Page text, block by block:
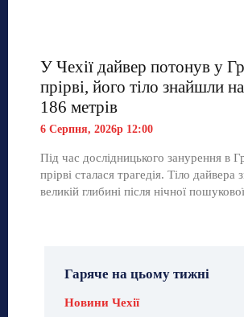
У Чехії дайвер потонув у
прірві, його тіло знайшли
186 метрів
6 Серпня, 2026р 12:00
Під час дослідницького занурення в
прірві сталася трагедія. Тіло дайвера
великій глибині після нічної
Гаряче на цьому тижні
Новини Чехії